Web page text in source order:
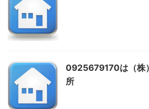
0925679170は（株
所